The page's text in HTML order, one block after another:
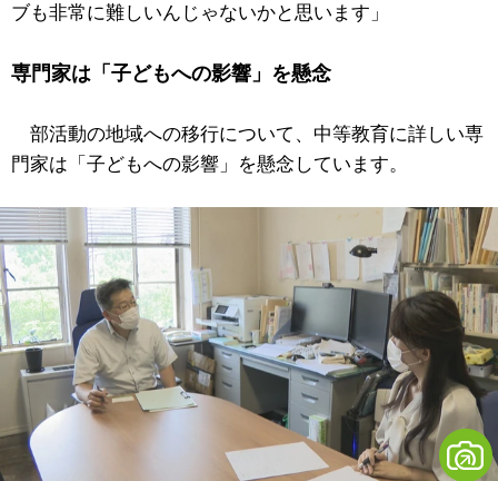
ブも非常に難しいんじゃないかと思います」
専門家は「子どもへの影響」を懸念
部活動の地域への移行について、中等教育に詳しい専
門家は「子どもへの影響」を懸念しています。